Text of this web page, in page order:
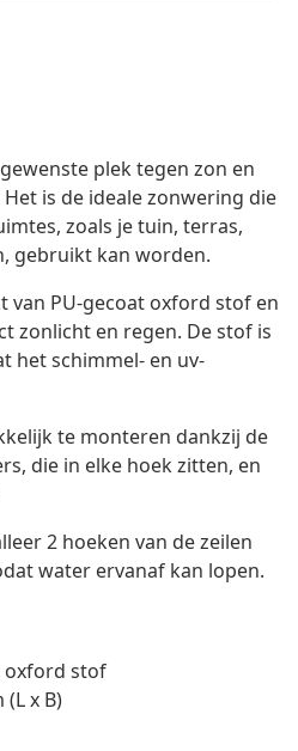
plek tegen zon en
is de ideale zonwering die
zoals je tuin, terras,
gebruikt kan worden.
van PU-gecoat oxford stof en
zonlicht en regen. De stof is
het schimmel- en uv-
te monteren dankzij de
die in elke hoek zitten, en
2 hoeken van de zeilen
water ervanaf kan lopen.
oxford stof
x B)